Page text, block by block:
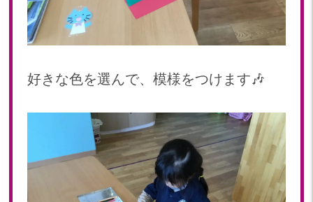
2023年 06月(21)
2023年 05月(20)
2023年 03月(22)
2023年 01月(19)
2022年 12月(20)
2022年 10月(20)
好きな色を選んで、模様をつけます🎶